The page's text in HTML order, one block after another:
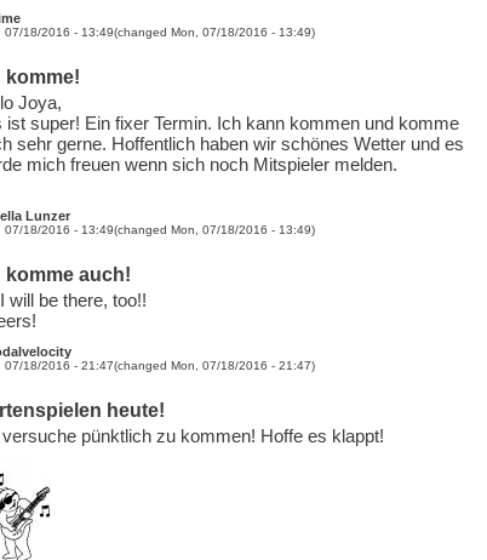
07/18/2016 - 13:49(changed Mon, 07/18/2016 - 13:49)
komme!
Lunzer
07/18/2016 - 13:49(changed Mon, 07/18/2016 - 13:49)
Joya,
ist super! Ein fixer Termin. Ich kann kommen und komme
sehr gerne. Hoffentlich haben wir schönes Wetter und es
mich freuen wenn sich noch Mitspieler melden.
komme auch!
07/18/2016 - 21:47(changed Mon, 07/18/2016 - 21:47)
will be there, too!!
heute!
pünktlich zu kommen! Hoffe es klappt!